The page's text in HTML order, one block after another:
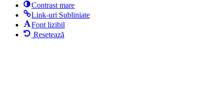
Contrast mare
Link-uri Subliniate
Font lizibil
Resetează